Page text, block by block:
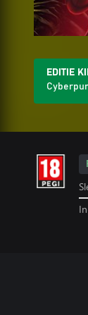
EDITIE